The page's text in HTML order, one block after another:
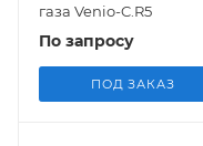
газа Venio-C.R5
По запросу
ПОД ЗАКАЗ